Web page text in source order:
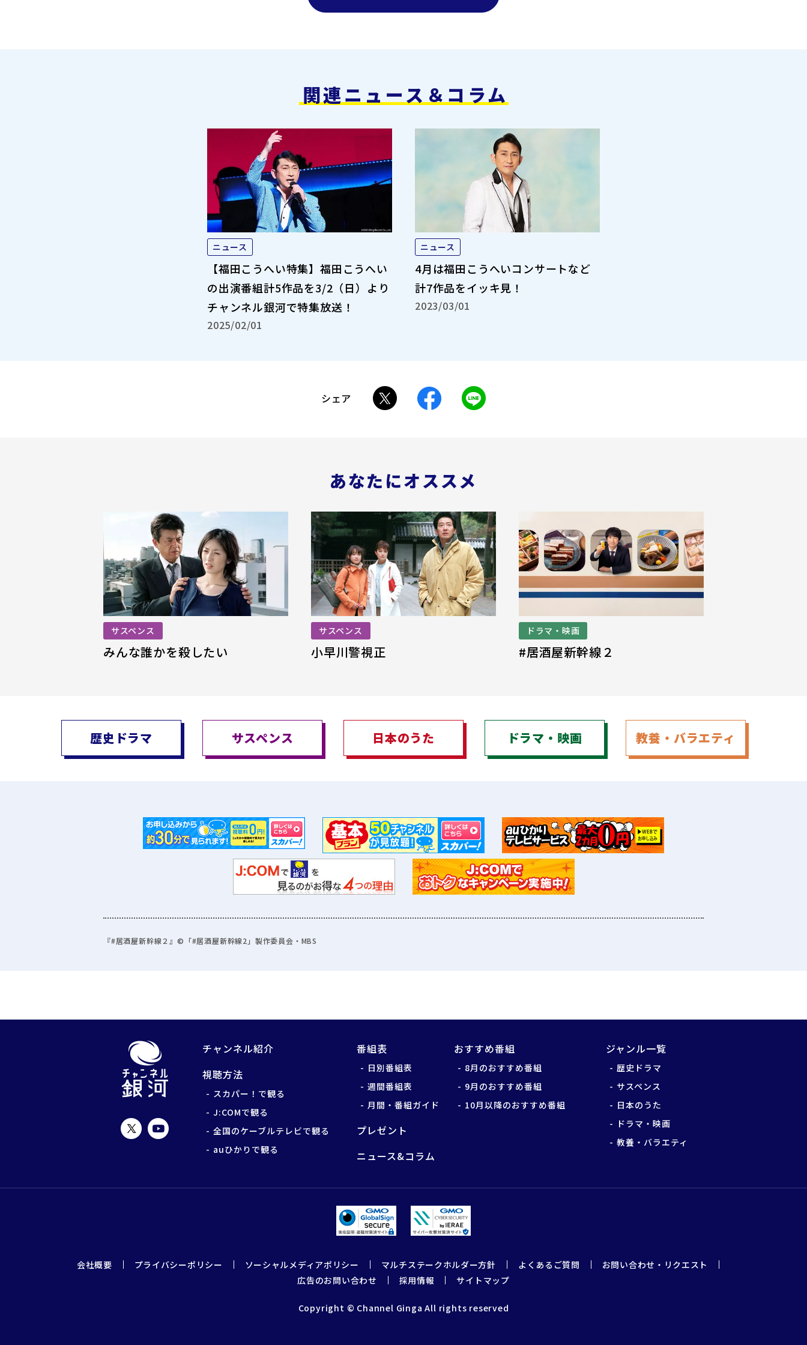
関連ニュース＆コラム
ニュース
【福田こうへい特集】福田こうへい
の出演番組計5作品を3/2（日）より
チャンネル銀河で特集放送！
2025/02/01
ニュース
4月は福田こうへいコンサートなど
計7作品をイッキ見！
2023/03/01
シェア
あなたにオススメ
サスペンス
みんな誰かを殺したい
サスペンス
小早川警視正
ドラマ・映画
#居酒屋新幹線２
歴史ドラマ サスペンス 日本のうた ドラマ ・ 映画 教養 ・ バラエティ
『#居酒屋新幹線２』©「#居酒屋新幹線2」製作委員会・MBS
チャンネル紹介
視聴方法
スカパー！で観る
J:COMで観る
全国のケーブルテレビで観る
auひかりで観る
番組表
日別番組表
週間番組表
月間・番組ガイド
プレゼント
ニュース&コラム
おすすめ番組
8月のおすすめ番組
9月のおすすめ番組
10月以降のおすすめ番組
ジャンル一覧
歴史ドラマ
サスペンス
日本のうた
ドラマ・映画
教養・バラエティ
会社概要 プライバシーポリシー ソーシャルメディアポリシー マルチステークホルダー方針 よくあるご質問
お問い合わせ・リクエスト
広告のお問い合わせ
採用情報 サイトマップ
Copyright © Channel Ginga All rights reserved